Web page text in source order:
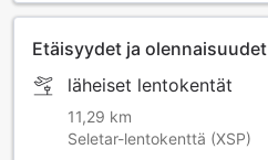
Etäisyydet ja olennaisuudet
läheiset lentokentät
11,29 km
Seletar-lentokenttä (XSP)